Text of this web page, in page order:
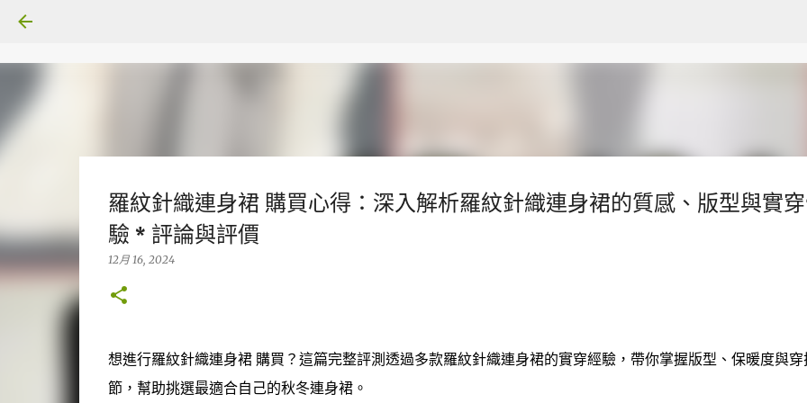
羅紋針織連身裙 購買心得：深入解析羅紋針織連身裙的質感、版型與實
驗 * 評論與評價
12月 16, 2024
想進行羅紋針織連身裙 購買？這篇完整評測透過多款羅紋針織連身裙的實穿經驗，帶你掌握版型、保暖度與穿
節，幫助挑選最適合自己的秋冬連身裙。